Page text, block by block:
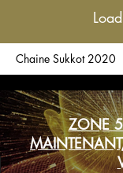
Chaine Sukkot 2020
ZONE